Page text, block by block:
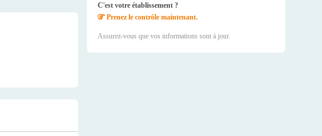
C'est votre établissement ?
Prenez le contrôle maintenant.
Assurez-vous que vos informations sont à jour.